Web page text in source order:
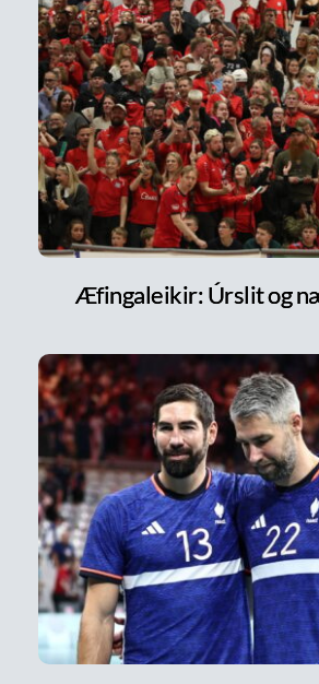
Æfingaleikir: Úrslit og